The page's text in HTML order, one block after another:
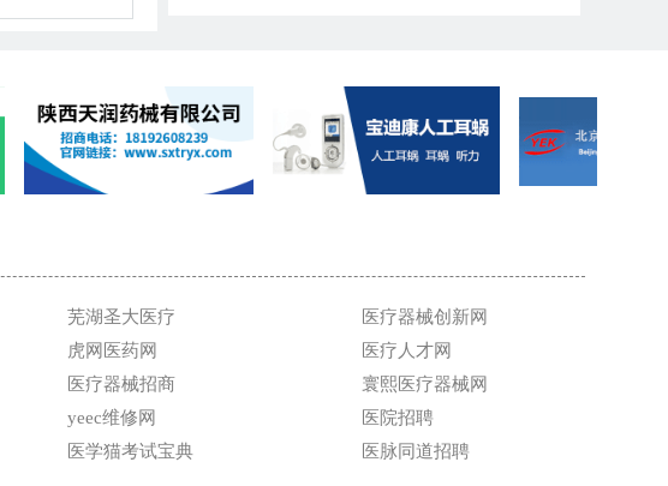
芜湖圣大医疗
医疗器械创新网
虎网医药网
医疗人才网
医疗器械招商
寰熙医疗器械网
yeec维修网
医院招聘
医学猫考试宝典
医脉同道招聘